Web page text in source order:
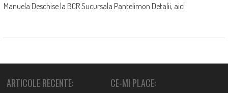
Manuela Deschise la BCR Sucursala Pantelimon Detalii, aici
ARTICOLE RECENTE: CE-MI PLACE: